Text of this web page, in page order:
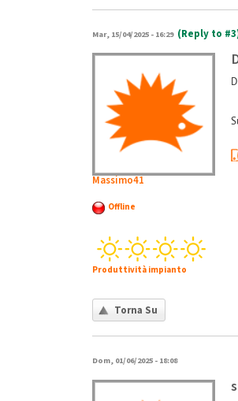
Mar, 15/04/2025 - 16:29 (Reply to
Massimo41
Offline
Produttività impianto
Torna Su
Dom, 01/06/2025 - 18:08